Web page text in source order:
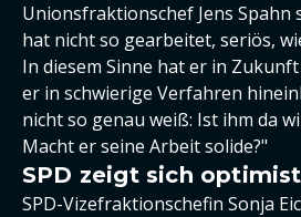
Unionsfraktionschef Jens Spahn
hat nicht so gearbeitet, seriös,
In diesem Sinne hat er in
er in schwierige Verfahren
nicht so genau weiß: Ist ihm da
Macht er seine Arbeit solide?"
SPD zeigt sich
SPD-Vizefraktionschefin Sonja